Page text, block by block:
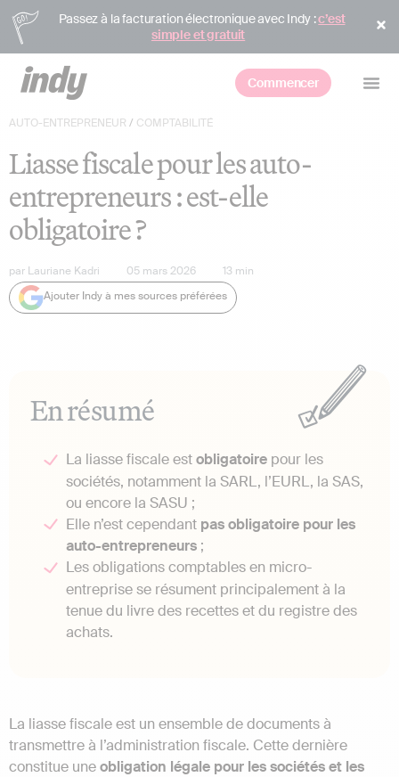
Passez à la facturation électronique avec Indy :c’est
simple et gratuit
Commencer
AUTO-ENTREPRENEUR / COMPTABILITÉ
Liasse fiscale pour les auto-
entrepreneurs : est-elle
obligatoire ?
par Lauriane Kadri 05 mars 2026 13 min
Ajouter Indy à mes sources préférées
En résumé
La liasse fiscale estobligatoire pour les
sociétés, notamment la SARL, l’EURL, la SAS,
ou encore la SASU ;
Elle n’est cependant pas obligatoire pour les
auto-entrepreneurs ;
Les obligations comptables en micro-
entreprise se résument principalement à la
tenue du livre des recettes et du registre des
achats.
La liasse fiscale est un ensemble de documents à
transmettre à l’administration fiscale. Cette dernière
constitue uneobligation légale pour les sociétés et les